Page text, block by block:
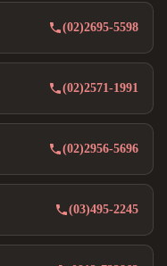
(02)2695-5598
(02)2571-1991
(02)2956-5696
(03)495-2245